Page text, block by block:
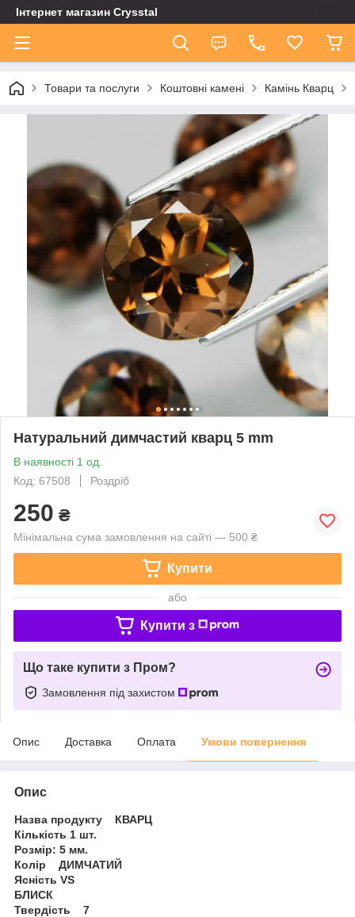
Інтернет магазин Сrysstal
Товари та послуги Коштовні камені Камінь Кварц
Натуральний димчастий кварц 5 mm
В наявності 1 од.
Код: 67508
Роздріб
250 ₴
Мінімальна сума замовлення на сайті — 500 ₴
Купити
або
Купити з
Що таке купити з Пром?
Замовлення під захистом
Опис Доставка Оплата Умови повернення
Опис
Назва продукту КВАРЦ
Кількість 1 шт.
Розмір: 5 мм.
Колір ДИМЧАТИЙ
Ясність VS
БЛИСК
Твердість 7